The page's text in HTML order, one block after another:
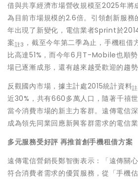
借與共享經濟市場營收規模至2025年將
為目前市場規模的2.6倍。引領創新服務
年出現了新變化，電信業者Sprint於
案註3 ，截至今年第二季為止，手機租借
比高達51%，而今年6月T-Mobile也順
場已逐漸成形，還有越來越受歡迎的趨勢
反觀國內市場，據主計處2015統計資料
近30%，共有660多萬人口，隨著千禧
當今消費市場的新主力客群。遠傳電信
成為領先同業回應新興客群需求的電信業
多元服務受好評 再推首創手機租借方案
遠傳電信營銷長鄭智衡表示：「遠傳關
符合消費者需求的優質服務，從「手機